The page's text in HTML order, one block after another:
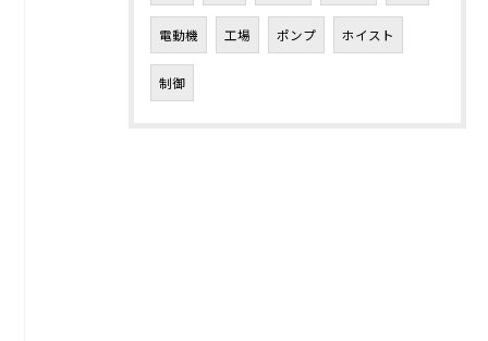
電動機 工場 ポンプ ホイスト
制御